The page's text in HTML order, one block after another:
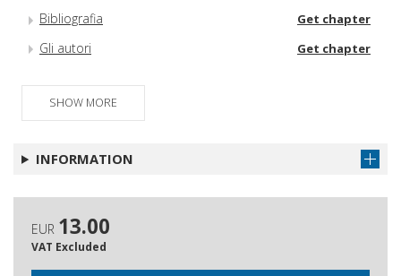
Bibliografia Get chapter
Gli autori Get chapter
SHOW MORE
INFORMATION
EUR 13.00
VAT Excluded